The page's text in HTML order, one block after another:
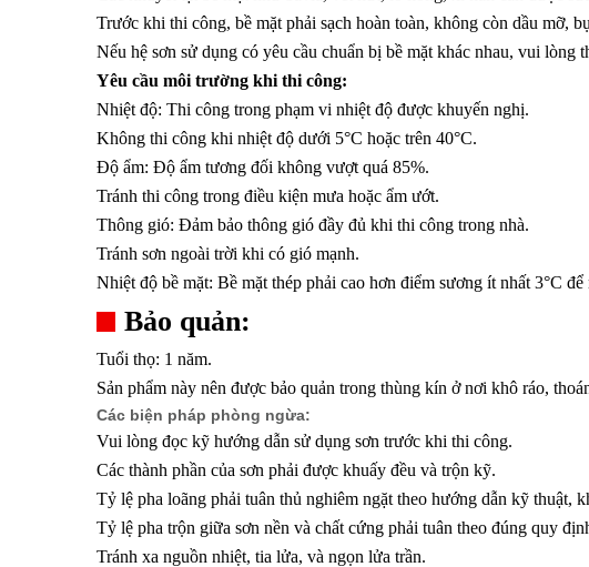
Trước khi thi công, bề mặt phải sạch hoàn toàn, không còn dầu mỡ,
Nếu hệ sơn sử dụng có yêu cầu chuẩn bị bề mặt khác nhau, vui
Yêu cầu môi trường khi thi công:
Nhiệt độ: Thi công trong phạm vi nhiệt độ được khuyến nghị.
Không thi công khi nhiệt độ dưới 5°C hoặc trên 40°C.
Độ ẩm: Độ ẩm tương đối không vượt quá 85%.
Tránh thi công trong điều kiện mưa hoặc ẩm ướt.
Thông gió: Đảm bảo thông gió đầy đủ khi thi công trong nhà.
Tránh sơn ngoài trời khi có gió mạnh.
Nhiệt độ bề mặt: Bề mặt thép phải cao hơn điểm sương ít nhất 3°C
Bảo quản:
Tuổi thọ: 1 năm.
Sản phẩm này nên được bảo quản trong thùng kín ở nơi khô ráo,
Các biện pháp phòng ngừa:
Vui lòng đọc kỹ hướng dẫn sử dụng sơn trước khi thi công.
Các thành phần của sơn phải được khuấy đều và trộn kỹ.
Tỷ lệ pha loãng phải tuân thủ nghiêm ngặt theo hướng dẫn kỹ thuật,
Tỷ lệ pha trộn giữa sơn nền và chất cứng phải tuân theo đúng quy
Tránh xa nguồn nhiệt, tia lửa, và ngọn lửa trần.